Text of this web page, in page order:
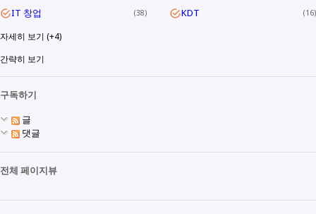
IT 창업 38 KDT 16
자세히 보기 (+4)
간략히 보기
구독하기
글
댓글
전체 페이지뷰